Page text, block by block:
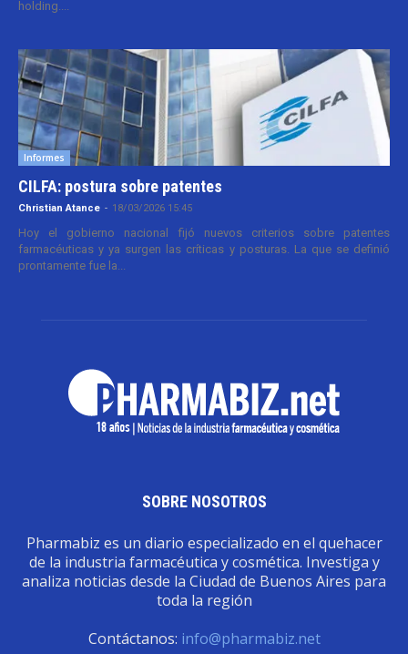
holding....
Informes
CILFA: postura sobre patentes
Christian Atance - 18/03/2026 15:45
Hoy el gobierno nacional fijó nuevos criterios sobre patentes
farmacéuticas y ya surgen las críticas y posturas. La que se definió
prontamente fue la...
SOBRE NOSOTROS
Pharmabiz es un diario especializado en el quehacer
de la industria farmacéutica y cosmética. Investiga y
analiza noticias desde la Ciudad de Buenos Aires para
toda la región
Contáctanos: info@pharmabiz.net